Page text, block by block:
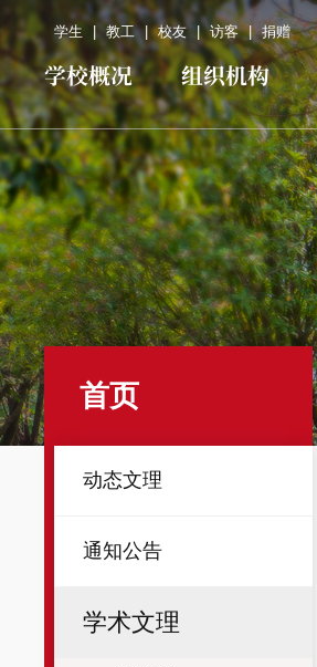
学生 | 教工 校友 | 访客 | 捐赠
学校概况 组织机构
首页
动态文理
通知公告
学术文理